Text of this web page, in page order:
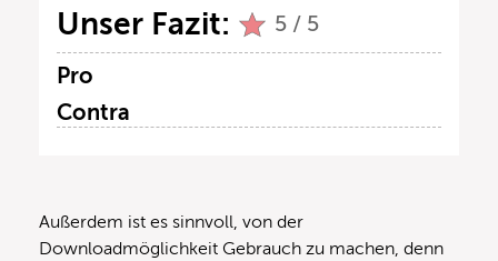
Unser Fazit: 5 / 5
Pro
Contra
Außerdem ist es sinnvoll, von der
Downloadmöglichkeit Gebrauch zu machen, denn